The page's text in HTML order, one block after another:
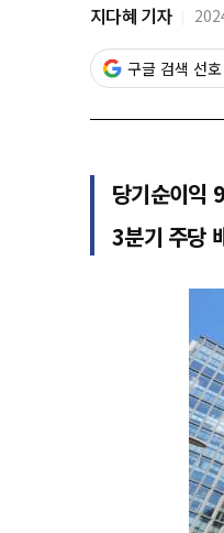
지다혜 기자
구글 검색 선
당기순이
3분기 주당